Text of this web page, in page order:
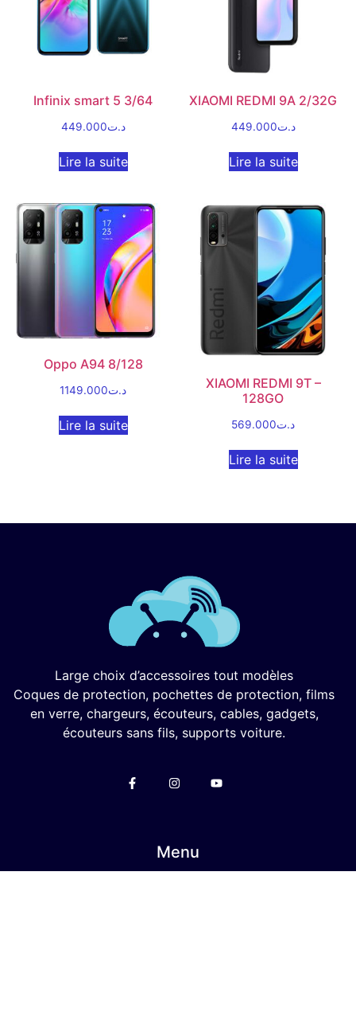
Infinix smart 5 3/64
د.ت449.000
Lire la suite
XIAOMI REDMI 9A 2/32G
د.ت449.000
Lire la suite
Oppo A94 8/128
د.ت1149.000
Lire la suite
XIAOMI REDMI 9T –
128GO
د.ت569.000
Lire la suite
Large choix d’accessoires tout modèles
Coques de protection, pochettes de protection, films
en verre, chargeurs, écouteurs, cables, gadgets,
écouteurs sans fils, supports voiture.
Menu